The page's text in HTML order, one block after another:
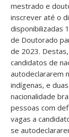
mestrado e
inscrever até o
disponibilizadas
de Doutorado
de 2023.
candidatos de
autodeclararem
indígenas, e
nacionalidade
pessoas com
vagas a
se